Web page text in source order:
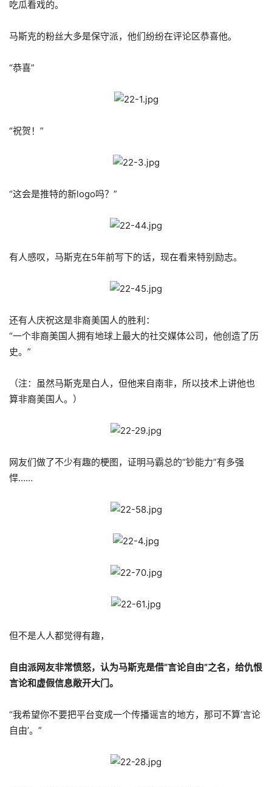
吃瓜看戏的。
马斯克的粉丝大多是保守派，他们纷纷在评论区恭喜他。
“恭喜”
“祝贺！”
“这会是推特的新logo吗？”
有人感叹，马斯克在5年前写下的话，现在看来特别励志。
还有人庆祝这是非裔美国人的胜利：
“一个非裔美国人拥有地球上最大的社交媒体公司，他创造了历
史。”
（注：虽然马斯克是白人，但他来自南非，所以技术上讲他也
算非裔美国人。）
网友们做了不少有趣的梗图，证明马霸总的“钞能力”有多强
悍……
但不是人人都觉得有趣，
自由派网友非常愤怒，认为马斯克是借“言论自由”之名，给仇恨
言论和虚假信息敞开大门。
“我希望你不要把平台变成一个传播谣言的地方，那可不算‘言论
自由’。”